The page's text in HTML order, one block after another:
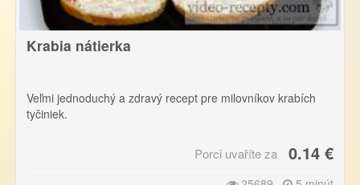
Krabia nátierka
Veľmi jednoduchý a zdravý recept pre milovníkov krabích
tyčiniek.
Porci uvaříte za 0.14 €